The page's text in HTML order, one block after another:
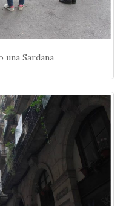
una Sardana